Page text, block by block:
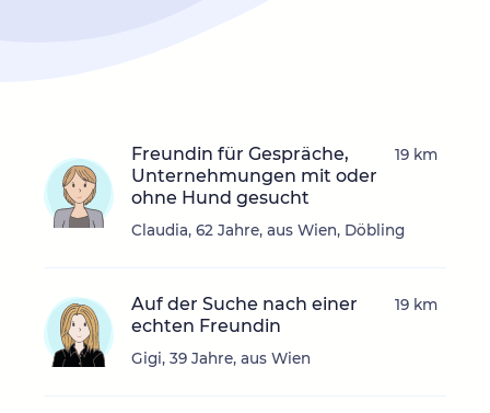
Freundin für Gespräche,
Unternehmungen mit oder
ohne Hund gesucht
Claudia, 62 Jahre, aus Wien, Döbling
19 km
Auf der Suche nach einer
echten Freundin
Gigi, 39 Jahre, aus Wien
19 km